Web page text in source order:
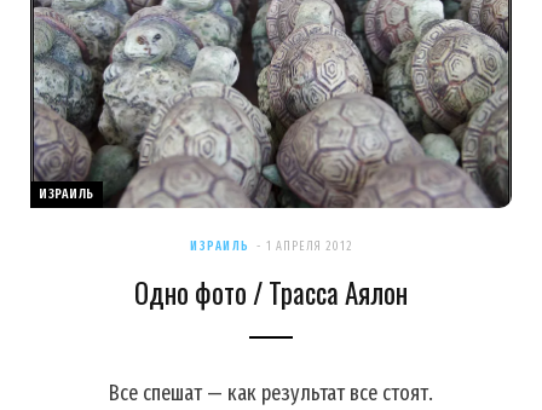
ИЗРАИЛЬ
ИЗРАИЛЬ 1 АПРЕЛЯ 2012
Одно фото / Трасса Аялон
Все спешат — как результат все стоят.